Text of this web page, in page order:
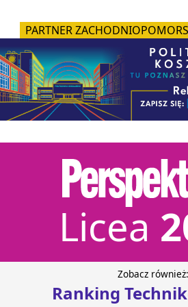
PARTNER
Licea
Zobacz również:
Ranking